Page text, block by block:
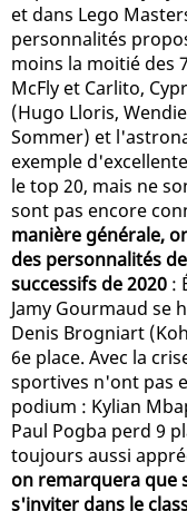
et dans Lego
personnalités
moins la moitié des
McFly et Carlito,
(Hugo Lloris,
Sommer) et
exemple
le top 20, mais ne
sont pas encore
manière générale,
des personnalités
successifs de 2020 :
Jamy Gourmaud se
Denis Brogniart
6e place. Avec la
sportives n'ont pas
podium : Kylian
Paul Pogba perd 9
toujours aussi
on remarquera que
s'inviter dans le